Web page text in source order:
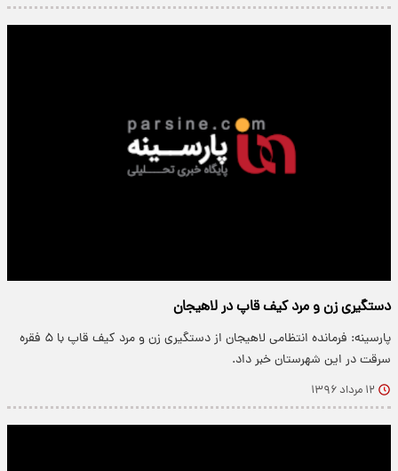
دستگیری زن و مرد کیف قاپ در لاهیجان
پارسینه: فرمانده انتظامی لاهیجان از دستگیری زن و مرد کیف قاپ با ۵ فقره
سرقت در این شهرستان خبر داد.
۱۲ مرداد ۱۳۹۶